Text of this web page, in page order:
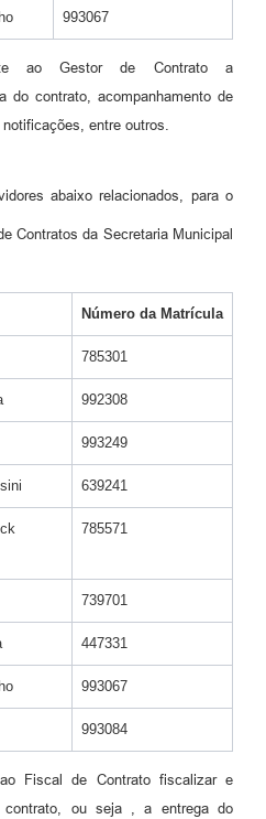
993067
ao Gestor de Contrato a
do contrato, acompanhamento de
entre outros.
abaixo relacionados, para o
Contratos da Secretaria Municipal
Número da Matrícula
785301
992308
993249
639241
785571
739701
447331
993067
993084
Fiscal de Contrato fiscalizar e
contrato, ou seja , a entrega do